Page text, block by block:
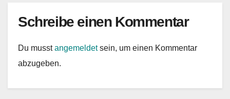
Schreibe einen Kommentar
Du musstangemeldetsein, um einen Kommentar
abzugeben.